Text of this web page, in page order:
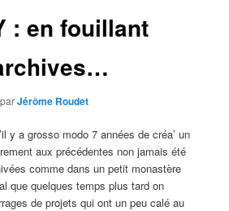
: en fouillant
parJérôme Roudet
y a grosso modo 7 années de créa’ un
aux précédentes non jamais été
comme dans un petit monastère
que quelques temps plus tard on
de projets qui ont un peu calé au